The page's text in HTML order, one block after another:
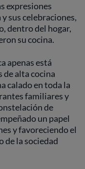
expresiones
sus celebraciones,
dentro del hogar,
su cocina.
apenas está
alta cocina
calado en toda la
familiares y
de
un papel
y favoreciendo el
de la sociedad